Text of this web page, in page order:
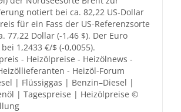
notiert bei ca. 82,22 US-Dollar
für ein Fass der US-Referenzsorte
77,22 Dollar (-1,46 $). Der Euro
1,2433 €/$ (-0,0055).
- Heizölpreise - Heizölnews -
- Heizöl-Forum
| Flüssiggas | Benzin–Diesel |
| Tagespreise | Heizölpreise ©